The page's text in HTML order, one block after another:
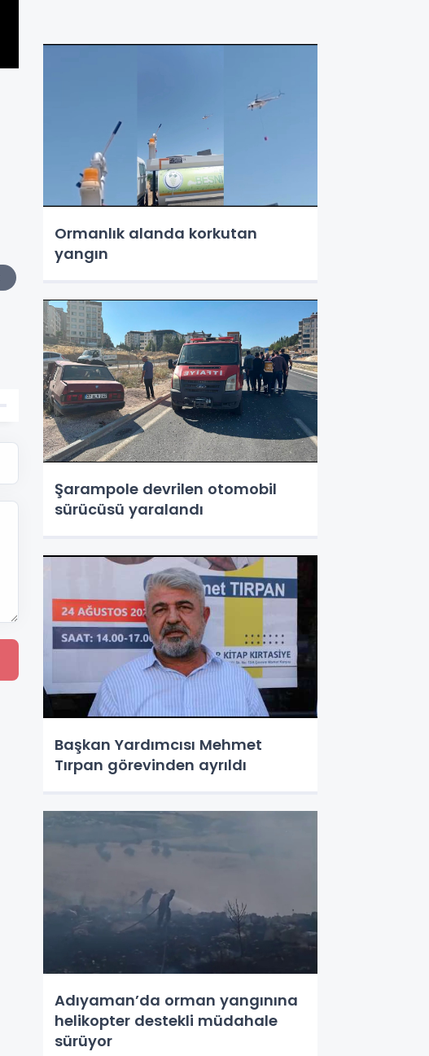
Ormanlık alanda korkutan
yangın
Şarampole devrilen otomobil
sürücüsü yaralandı
Başkan Yardımcısı Mehmet
Tırpan görevinden ayrıldı
Adıyaman’da orman yangınına
helikopter destekli müdahale
sürüyor